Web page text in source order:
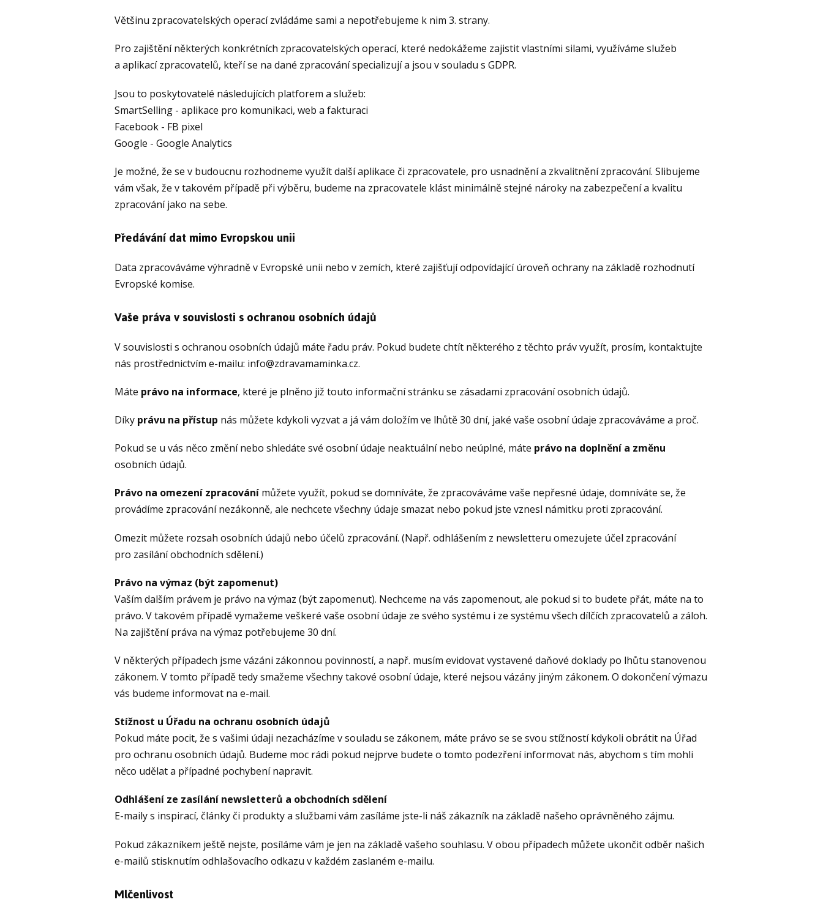
Většinu zpracovatelských operací zvládáme sami a nepotřebujeme k nim 3. strany.
Pro zajištění některých konkrétních zpracovatelských operací, které nedokážeme zajistit vlastními silami, využíváme služeb
a aplikací zpracovatelů, kteří se na dané zpracování specializují a jsou v souladu s GDPR.
Jsou to poskytovatelé následujících platforem a služeb:
SmartSelling - aplikace pro komunikaci, web a fakturaci
Facebook - FB pixel
Google - Google Analytics
Je možné, že se v budoucnu rozhodneme využít další aplikace či zpracovatele, pro usnadnění a zkvalitnění zpracování. Slibujeme
vám však, že v takovém případě při výběru, budeme na zpracovatele klást minimálně stejné nároky na zabezpečení a kvalitu
zpracování jako na sebe.
Předávání dat mimo Evropskou unii
Data zpracováváme výhradně v Evropské unii nebo v zemích, které zajišťují odpovídající úroveň ochrany na základě rozhodnutí
Evropské komise.
Vaše práva v souvislosti s ochranou osobních údajů
V souvislosti s ochranou osobních údajů máte řadu práv. Pokud budete chtít některého z těchto práv využít, prosím, kontaktujte
nás prostřednictvím e-mailu: info@zdravamaminka.cz.
Máte právo na informace, které je plněno již touto informační stránku se zásadami zpracování osobních údajů.
Díky právu na přístup nás můžete kdykoli vyzvat a já vám doložím ve lhůtě 30 dní, jaké vaše osobní údaje zpracováváme a proč.
Pokud se u vás něco změní nebo shledáte své osobní údaje neaktuální nebo neúplné, máte právo na doplnění a změnu
osobních údajů.
Právo na omezení zpracování můžete využít, pokud se domníváte, že zpracováváme vaše nepřesné údaje, domníváte se, že
provádíme zpracování nezákonně, ale nechcete všechny údaje smazat nebo pokud jste vznesl námitku proti zpracování.
Omezit můžete rozsah osobních údajů nebo účelů zpracování. (Např. odhlášením z newsletteru omezujete účel zpracování
pro zasílání obchodních sdělení.)
Právo na výmaz (být zapomenut)
Vaším dalším právem je právo na výmaz (být zapomenut). Nechceme na vás zapomenout, ale pokud si to budete přát, máte na to
právo. V takovém případě vymažeme veškeré vaše osobní údaje ze svého systému i ze systému všech dílčích zpracovatelů a záloh.
Na zajištění práva na výmaz potřebujeme 30 dní.
V některých případech jsme vázáni zákonnou povinností, a např. musím evidovat vystavené daňové doklady po lhůtu stanovenou
zákonem. V tomto případě tedy smažeme všechny takové osobní údaje, které nejsou vázány jiným zákonem. O dokončení výmazu
vás budeme informovat na e-mail.
Stížnost u Úřadu na ochranu osobních údajů
Pokud máte pocit, že s vašimi údaji nezacházíme v souladu se zákonem, máte právo se se svou stížností kdykoli obrátit na Úřad
pro ochranu osobních údajů. Budeme moc rádi pokud nejprve budete o tomto podezření informovat nás, abychom s tím mohli
něco udělat a případné pochybení napravit.
Odhlášení ze zasílání newsletterů a obchodních sdělení
E-maily s inspirací, články či produkty a službami vám zasíláme jste-li náš zákazník na základě našeho oprávněného zájmu.
Pokud zákazníkem ještě nejste, posíláme vám je jen na základě vašeho souhlasu. V obou případech můžete ukončit odběr našich
e-mailů stisknutím odhlašovacího odkazu v každém zaslaném e-mailu.
Mlčenlivost